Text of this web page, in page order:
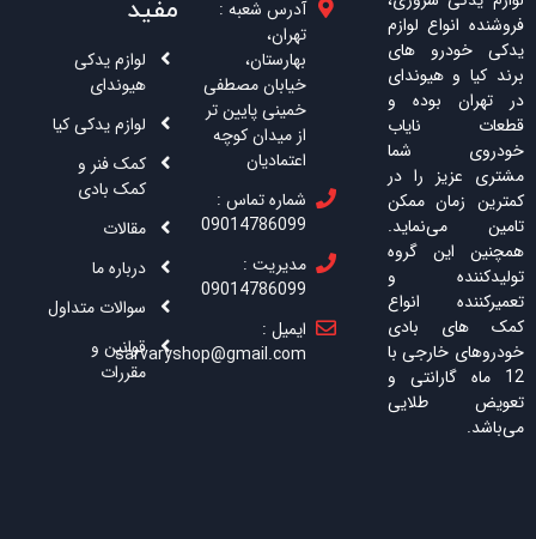
فروشنده انواع لوازم
یدکی خودرو های
برند کیا و هیوندای
در تهران بوده و
قطعات نایاب
خودروی شما
مشتری عزیز را در
کمترین زمان ممکن
تامین می‌نماید.
همچنین این گروه
تولیدکننده و
تعمیرکننده انواع
کمک های بادی
خودروهای خارجی با
12 ماه گارانتی و
تعویض طلایی
می‌باشد.
آدرس شعبه :
تهران،
بهارستان،
خیابان مصطفی
خمینی پایین تر
از میدان کوچه
اعتمادیان
شماره تماس :
09014786099
مدیریت :
09014786099
ایمیل :
sarvaryshop@gmail.com
مفید
لوازم یدکی
هیوندای
لوازم یدکی کیا
کمک فنر و
کمک بادی
مقالات
درباره ما
سوالات متداول
قوانین و
مقررات